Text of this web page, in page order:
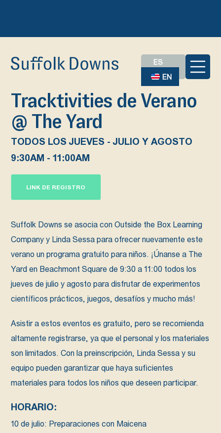
ES
EN
Tracktivities de Verano
@ The Yard
TODOS LOS JUEVES - JULIO Y AGOSTO
9:30AM - 11:00AM
LINK DE REGISTRO
Suffolk Downs se asocia con Outside the Box Learning
Company y Linda Sessa para ofrecer nuevamente este
verano un programa gratuito para niños. ¡Únanse a The
Yard en Beachmont Square de 9:30 a 11:00 todos los
jueves de julio y agosto para disfrutar de experimentos
científicos prácticos, juegos, desafíos y mucho más!
Asistir a estos eventos es gratuito, pero se recomienda
altamente registrarse, ya que el personal y los materiales
son limitados. Con la preinscripción, Linda Sessa y su
equipo pueden garantizar que haya suficientes
materiales para todos los niños que deseen participar.
HORARIO:
10 de julio: Preparaciones con Maicena